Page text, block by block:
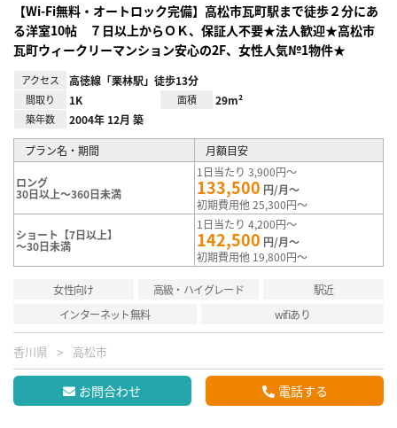
【Wi-Fi無料・オートロック完備】高松市瓦町駅まで徒歩２分にあ
る洋室10帖 ７日以上からＯＫ、保証人不要★法人歓迎★高松市
瓦町ウィークリーマンション安心の2F、女性人気№1物件★
アクセス 高徳線「栗林駅」徒歩13分
間取り 1K 面積 29m²
築年数 2004年 12月 築
プラン名・期間 月額目安
ロング
30日以上～360日未満
1日当たり 3,900円～
133,500 円/月～
初期費用他 25,300円～
ショート【7日以上】
～30日未満
1日当たり 4,200円～
142,500 円/月～
初期費用他 19,800円～
女性向け 高級・ハイグレード
駅近
インターネット無料
wifiあり
香川県 高松市
お問合わせ 電話する